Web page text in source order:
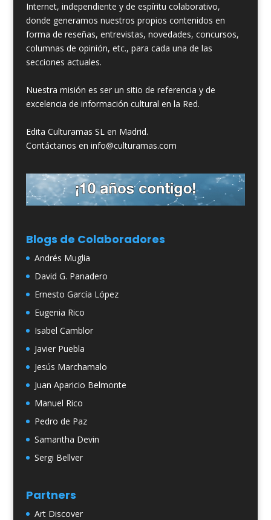
Internet, independiente y de espíritu colaborativo,
donde generamos nuestros propios contenidos en
forma de reseñas, entrevistas, novedades, concursos,
columnas de opinión, etc., para cada una de las
secciones actuales.
Nuestra misión es ser un sitio de referencia y de
excelencia de información cultural en la Red.
Edita Culturamas SL en Madrid.
Contáctanos en info@culturamas.com
Blogs de Colaboradores
Andrés Muglia
David G. Panadero
Ernesto García López
Eugenia Rico
Isabel Camblor
Javier Puebla
Jesús Marchamalo
Juan Aparicio Belmonte
Manuel Rico
Pedro de Paz
Samantha Devin
Sergi Bellver
Partners
Art Discover